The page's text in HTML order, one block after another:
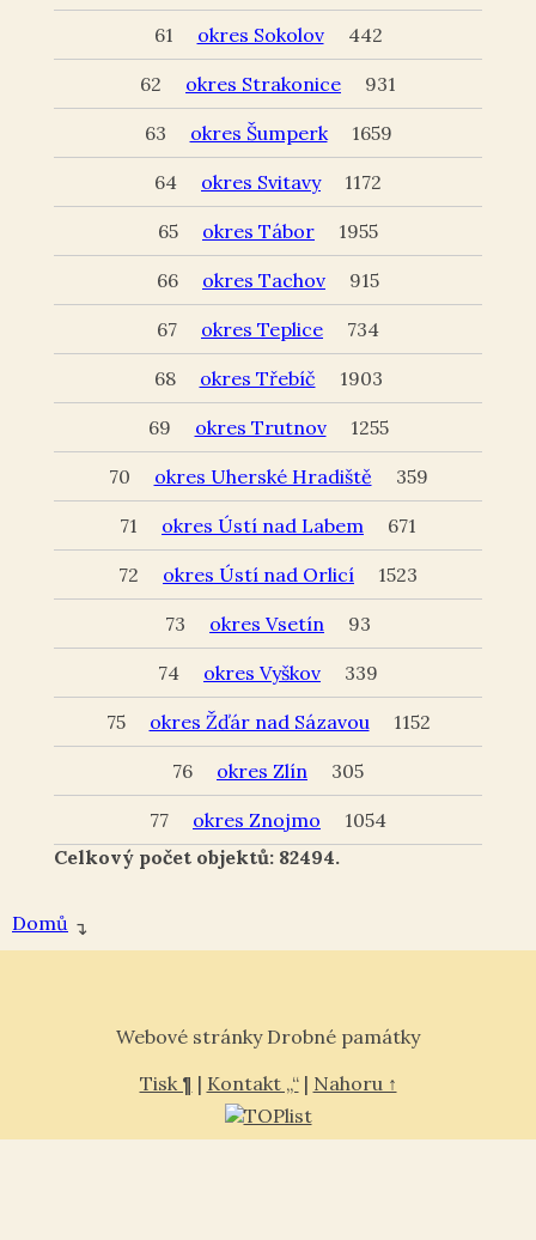
Domů ↴
61 okres Sokolov 442
62 okres Strakonice 931
63 okres Šumperk 1659
64 okres Svitavy 1172
65 okres Tábor 1955
66 okres Tachov 915
67 okres Teplice 734
68 okres Třebíč 1903
69 okres Trutnov 1255
70 okres Uherské Hradiště 359
71 okres Ústí nad Labem 671
72 okres Ústí nad Orlicí 1523
73 okres Vsetín 93
74 okres Vyškov 339
75 okres Žďár nad Sázavou 1152
76 okres Zlín 305
77 okres Znojmo
1054
Celkový počet objektů: 82494.
Webové stránky Drobné památky
Tisk ¶ | Kontakt „“| Nahoru ↑